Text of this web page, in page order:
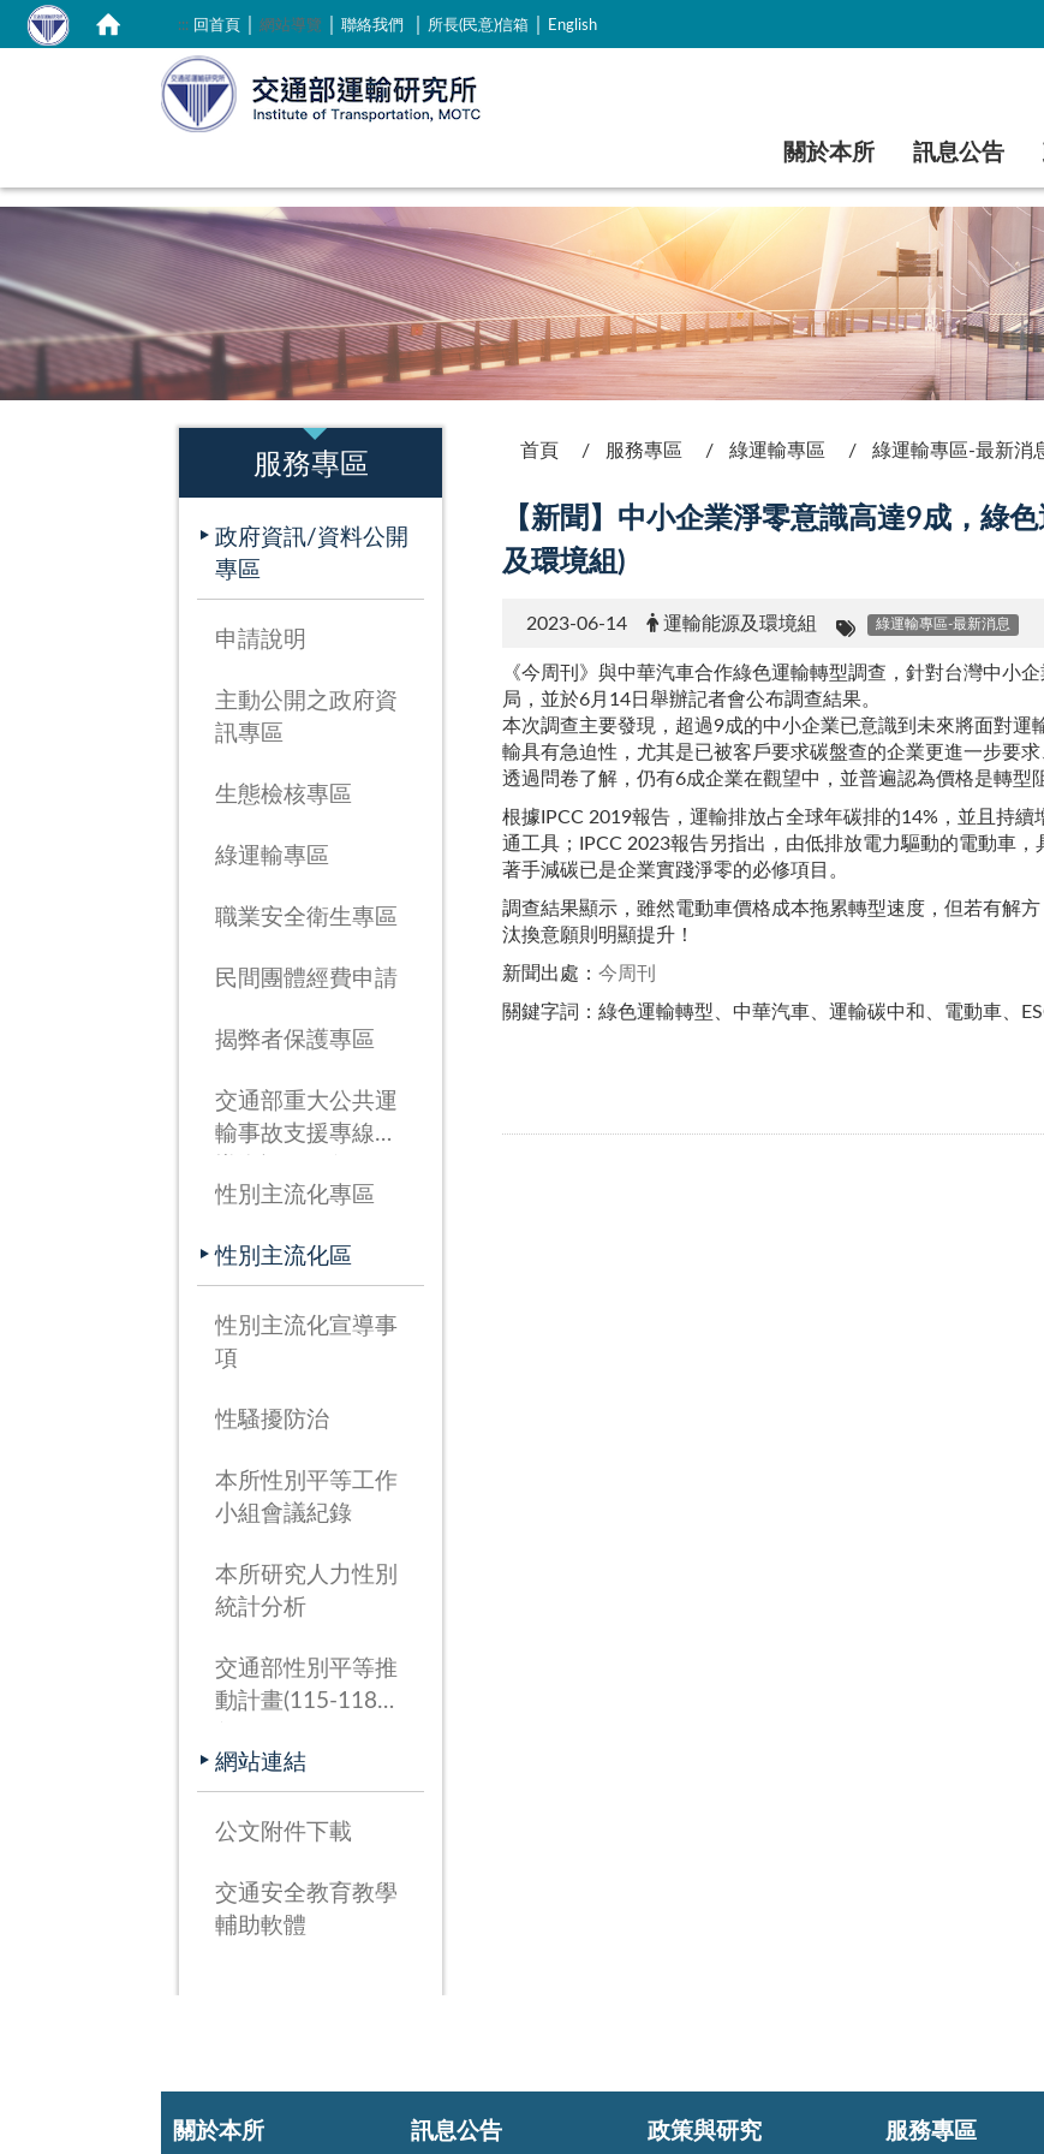
::: 回首頁｜ 網站導覽 聯絡我們｜ 所長(民意)信箱｜ English
關於本所 訊息公告
服務專區
政府資訊/資料公開
專區
申請說明
主動公開之政府資
訊專區
生態檢核專區
綠運輸專區
職業安全衛生專區
民間團體經費申請
揭弊者保護專區
交通部重大公共運
輸事故支援專線宣
26日啟用)
性別主流化專區
性別主流化區
性別主流化宣導事
項
性騷擾防治
本所性別平等工作
小組會議紀錄
本所研究人力性別
統計分析
交通部性別平等推
動計畫(115-118
網站連結
公文附件下載
交通安全教育教學
輔助軟體
首頁 服務專區 綠運輸專區 綠運輸專區-最新消
【新聞】中小企業淨零意識高達9成，綠
及環境組)
2023-06-14 運輸能源及環境組 綠運輸專區-最新消息
《今周刊》與中華汽車合作綠色運輸轉型調查，針對台灣中小
局，並於6月14日舉辦記者會公布調查結果。
本次調查主要發現，超過9成的中小企業已意識到未來將面對運
輸具有急迫性，尤其是已被客戶要求碳盤查的企業更進一步要
透過問卷了解，仍有6成企業在觀望中，並普遍認為價格是轉型
根據IPCC 2019報告，運輸排放占全球年碳排的14%，並且持
通工具；IPCC 2023報告另指出，由低排放電力驅動的電動車
著手減碳已是企業實踐淨零的必修項目。
調查結果顯示，雖然電動車價格成本拖累轉型速度，但若有解
汰換意願則明顯提升！
新聞出處：今周刊
關鍵字詞：綠色運輸轉型、中華汽車、運輸碳中和、電動車、
關於本所 訊息公告 政策與研究 服務專區